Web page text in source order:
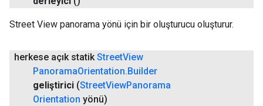
Street View panorama yönü için bir oluşturucu oluşturur.
herkese açık statikStreetView
PanoramaOrientation. Builder
geliştirici (StreetViewPanorama
Orientation yönü)